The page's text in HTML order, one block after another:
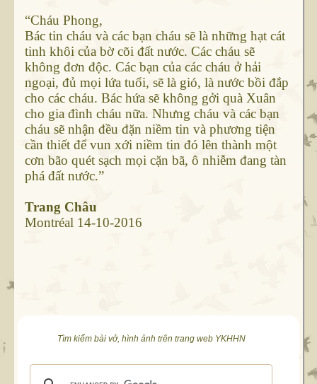
“Cháu Phong,
Bác tin cháu và các bạn cháu sẽ là những hạt cát
tinh khôi của bờ cõi đất nước. Các cháu sẽ
không đơn độc. Các bạn của các cháu ở hải
ngoại, đủ mọi lứa tuổi, sẽ là gió, là nước bồi đắp
cho các cháu. Bác hứa sẽ không gởi quà Xuân
cho gia đình cháu nữa. Nhưng cháu và các bạn
cháu sẽ nhận đều đặn niềm tin và phương tiện
cần thiết để vun xới niềm tin đó lên thành một
cơn bão quét sạch mọi cặn bã, ô nhiễm đang tàn
phá đất nước.”
Trang Châu
Montréal 14-10-2016
Tìm kiếm bài vở, hình ảnh trên trang web YKHHN